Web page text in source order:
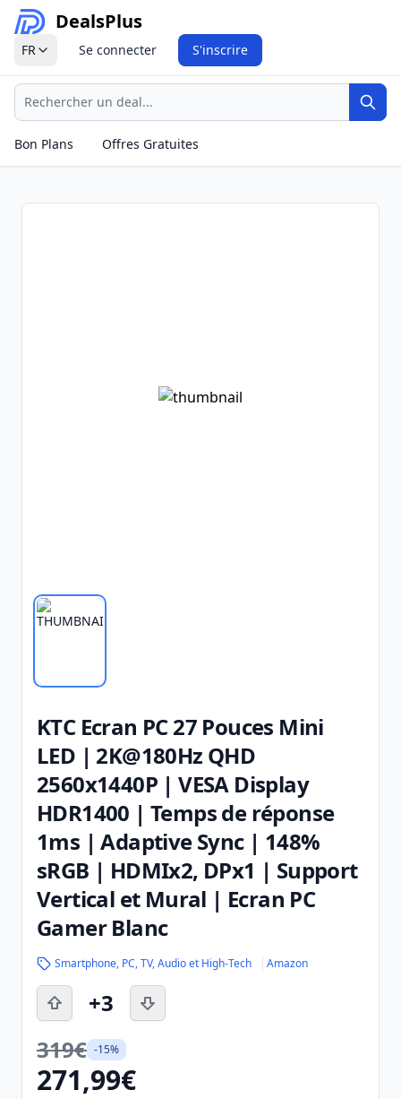
DealsPlus
FR Se connecter S'inscrire
Recherche
Bon Plans
Offres Gratuites
KTC Ecran PC 27 Pouces Mini
LED | 2K@180Hz QHD
2560x1440P | VESA Display
HDR1400 | Temps de réponse
1ms | Adaptive Sync | 148%
sRGB | HDMIx2, DPx1 | Support
Vertical et Mural | Ecran PC
Gamer Blanc
Smartphone, PC, TV, Audio et High-Tech Amazon
+3
319€ -15%
271,99€